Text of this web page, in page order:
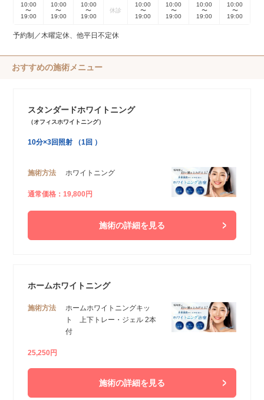
10:00
〜
19:00
10:00
〜
19:00
10:00
〜
19:00
休診
10:00
〜
19:00
10:00
〜
19:00
10:00
〜
19:00
10:00
〜
19:00
予約制／木曜定休、他平日不定休
おすすめの施術メニュー
スタンダードホワイトニング
（オフィスホワイトニング）
10分×3回照射 （1回 ）
施術方法 ホワイトニング
通常価格：19,800円
施術の詳細を見る
ホームホワイトニング
施術方法
ホームホワイトニングキッ
ト 上下トレー・ジェル 2本
付
25,250円
施術の詳細を見る